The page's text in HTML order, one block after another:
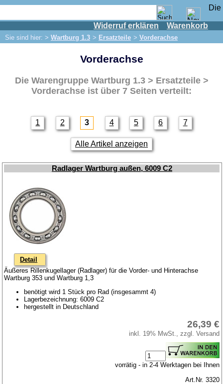
Widerruf erklären Warenkorb
Sie sind hier: > Wartburg 1.3 > Ersatzteile > Vorderachse
IFA Motor
IFA-Fahrzeuge
Trabant 1.1
Wartburg 1.3
Ersatzteile
Auspuff
Bremsen
Beleuchtung
Motor
Kühlsystem
Zylinderkopf
Kraftstoffsystem
Getriebe
Vorderachse
Die Warengruppe Wartburg 1.3 > Ersatzteile >
Vorderachse ist über 7 Seiten verteilt:
1 2 3 4 5 6 7
Alle Artikel anzeigen
Radlager Wartburg außen, 6009 C2
Detail
Äußeres Rillenkugellager (Radlager) für die Vorder- und Hinterachse
Wartburg 353 und Wartburg 1,3
benötigt wird 1 Stück pro Rad (insgesammt 4)
Lagerbezeichnung: 6009 C2
hergestellt in Deutschland
26,39 €
inkl. 19% MwSt., zzgl. Versand
vorrätig - in 2-4 Werktagen bei Ihnen
Art.Nr. 3320